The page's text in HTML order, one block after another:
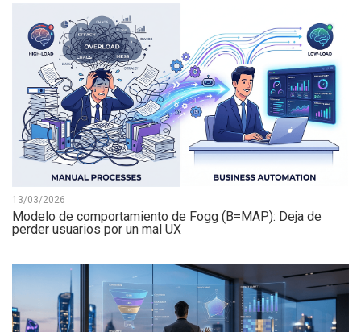
13/03/2026
Modelo de comportamiento de Fogg (B=MAP): Deja de
perder usuarios por un mal UX